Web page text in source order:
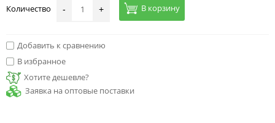
Количество - + В корзину
Добавить к сравнению
В избранное
Хотите дешевле?
Заявка на оптовые поставки